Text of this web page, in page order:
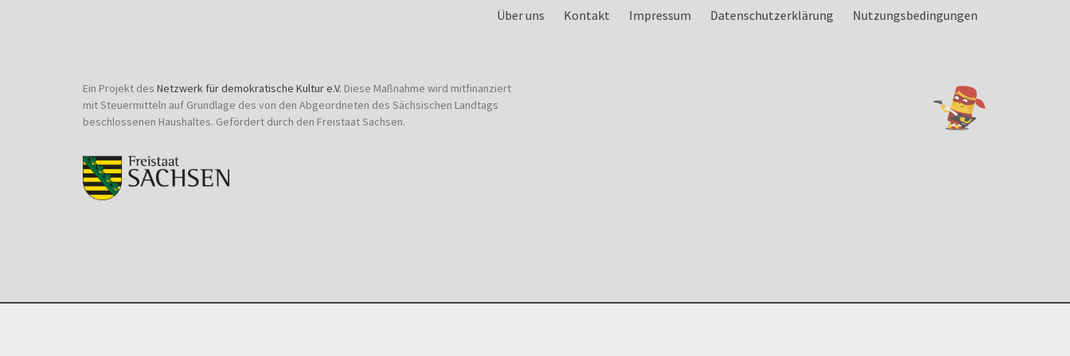
Über uns Kontakt Impressum Datenschutzerklärung Nutzungsbedingungen
Ein Projekt des Netzwerk für demokratische Kultur e.V. Diese Maßnahme wird mitfinanziert
mit Steuermitteln auf Grundlage des von den Abgeordneten des Sächsischen Landtags
beschlossenen Haushaltes. Gefördert durch den Freistaat Sachsen.